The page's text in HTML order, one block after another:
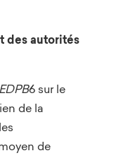
des autorités
6 sur le
de la
de